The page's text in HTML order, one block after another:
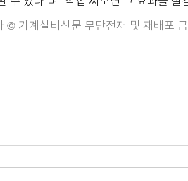
© 기계설비신문 무단전재 및 재배포